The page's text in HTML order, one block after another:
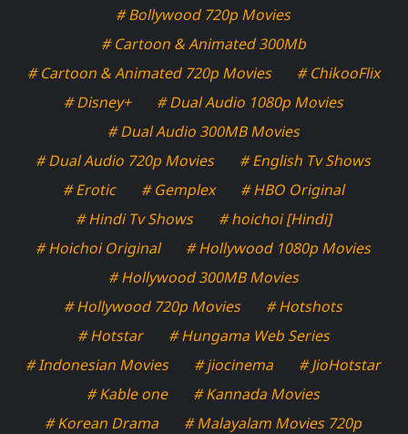
# Bollywood 720p Movies
# Cartoon & Animated 300Mb
# Cartoon & Animated 720p Movies
# ChikooFlix
# Disney+
# Dual Audio 1080p Movies
# Dual Audio 300MB Movies
# Dual Audio 720p Movies
# English Tv Shows
# Erotic
# Gemplex
# HBO Original
# Hindi Tv Shows
# hoichoi [Hindi]
# Hoichoi Original
# Hollywood 1080p Movies
# Hollywood 300MB Movies
# Hollywood 720p Movies
# Hotshots
# Hotstar
# Hungama Web Series
# Indonesian Movies
# jiocinema
# JioHotstar
# Kable one
# Kannada Movies
# Korean Drama
# Malayalam Movies 720p